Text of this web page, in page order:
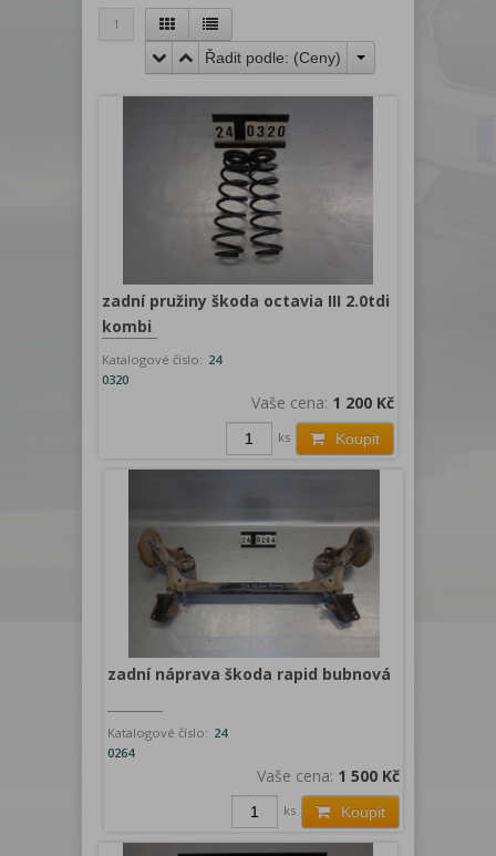
1
Řadit podle: (Ceny)
zadní pružiny škoda octavia III 2.0tdi
kombi
Katalogové číslo: 24
0320
Vaše cena: 1 200 Kč
Koupit
ks
zadní náprava škoda rapid bubnová
Katalogové číslo: 24
0264
Vaše cena: 1 500 Kč
Koupit
ks